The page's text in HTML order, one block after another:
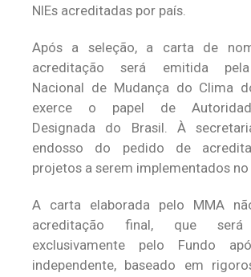
NIEs acreditadas por país.
Após a seleção, a carta de
acreditação será emitida
Nacional de Mudança do Clima
exerce o papel de
Designada do Brasil. À
endosso do pedido de
projetos a serem implementados no
A carta elaborada pelo MMA
acreditação final, que será
exclusivamente pelo Fundo
independente, baseado em